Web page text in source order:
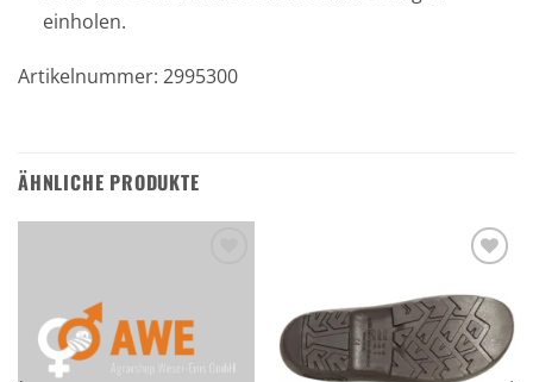
einholen.
Artikelnummer: 2995300
ÄHNLICHE PRODUKTE
Favoriten
hinzufügen